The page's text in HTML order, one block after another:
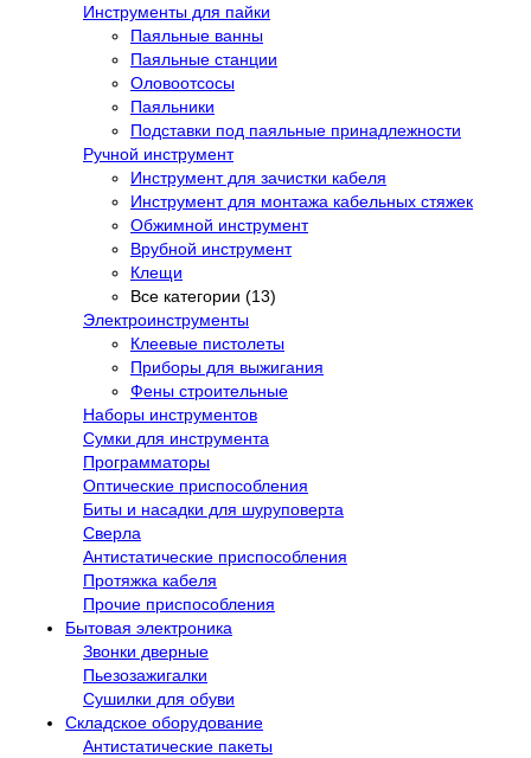
Инструменты для пайки
Паяльные ванны
Паяльные станции
Оловоотсосы
Паяльники
Подставки под паяльные принадлежности
Ручной инструмент
Инструмент для зачистки кабеля
Инструмент для монтажа кабельных стяжек
Обжимной инструмент
Врубной инструмент
Клещи
Все категории (13)
Электроинструменты
Клеевые пистолеты
Приборы для выжигания
Фены строительные
Наборы инструментов
Сумки для инструмента
Программаторы
Оптические приспособления
Биты и насадки для шуруповерта
Сверла
Антистатические приспособления
Протяжка кабеля
Прочие приспособления
Бытовая электроника
Звонки дверные
Пьезозажигалки
Сушилки для обуви
Складское оборудование
Антистатические пакеты